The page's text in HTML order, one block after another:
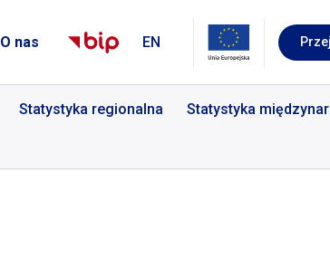
O nas EN
Statystyka regionalna
Statystyka